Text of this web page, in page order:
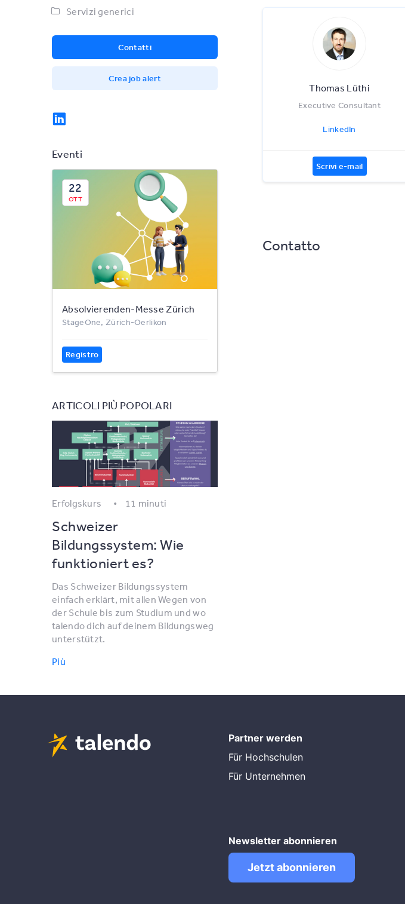
Servizi generici
Contatti
Crea job alert
Eventi
22
OTT
Absolvierenden-Messe Zürich
StageOne, Zürich-Oerlikon
Registro
ARTICOLI PIÙ POPOLARI
Erfolgskurs 11 minuti
Schweizer
Bildungssystem: Wie
funktioniert es?
Das Schweizer Bildungssystem
einfach erklärt, mit allen Wegen von
der Schule bis zum Studium und wo
talendo dich auf deinem Bildungsweg
unterstützt.
Più
Thomas Lüthi
Executive Consultant
LinkedIn
Scrivi e-mail
Contatto
Partner werden
Für Hochschulen
Für Unternehmen
Newsletter abonnieren
Jetzt abonnieren